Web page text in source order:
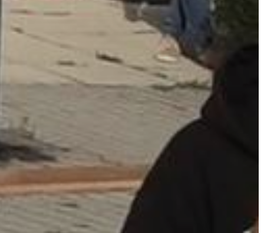
A
VÁROS
PÉNZÜGYEI
KÖLTSÉGVETÉSI
RENDELETEK